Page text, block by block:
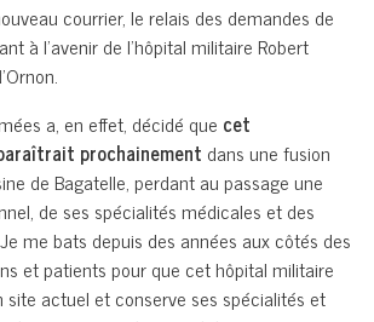
courrier, le relais des demandes de
à l’avenir de l’hôpital militaire Robert
a, en effet, décidé que cet
prochainement dans une fusion
de Bagatelle, perdant au passage une
de ses spécialités médicales et des
me bats depuis des années aux côtés des
et patients pour que cet hôpital militaire
site actuel et conserve ses spécialités et